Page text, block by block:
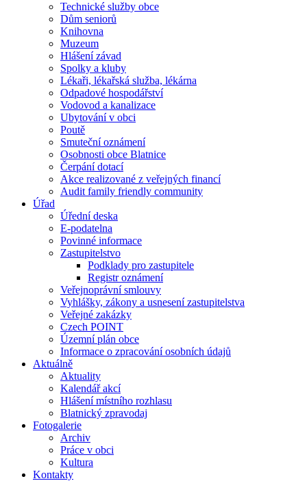
Technické služby obce
Dům seniorů
Knihovna
Muzeum
Hlášení závad
Spolky a kluby
Lékaři, lékařská služba, lékárna
Odpadové hospodářství
Vodovod a kanalizace
Ubytování v obci
Poutě
Smuteční oznámení
Osobnosti obce Blatnice
Čerpání dotací
Akce realizované z veřejných financí
Audit family friendly community
Úřad
Úřední deska
E-podatelna
Povinné informace
Zastupitelstvo
Podklady pro zastupitele
Registr oznámení
Veřejnoprávní smlouvy
Vyhlášky, zákony a usnesení zastupitelstva
Veřejné zakázky
Czech POINT
Územní plán obce
Informace o zpracování osobních údajů
Aktuálně
Aktuality
Kalendář akcí
Hlášení místního rozhlasu
Blatnický zpravodaj
Fotogalerie
Archiv
Práce v obci
Kultura
Kontakty